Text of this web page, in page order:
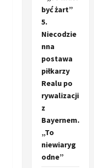
być żart”
5.
Niecodzie
nna
postawa
piłkarzy
Realu po
rywalizacji
z
Bayernem.
„To
niewiaryg
odne”